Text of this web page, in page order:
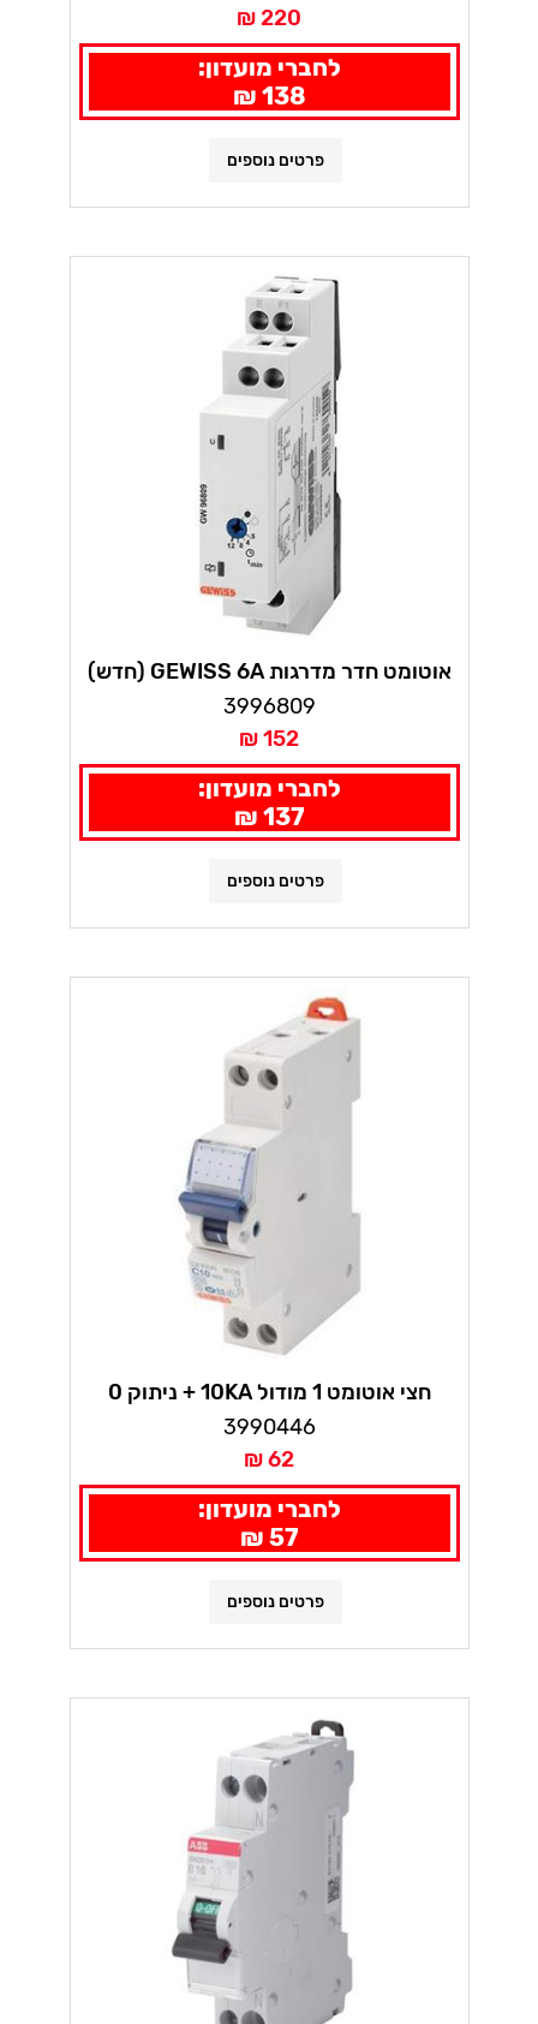
220 ₪
לחברי מועדון:
138 ₪
פרטים נוספים
אוטומט חדר מדרגות GEWISS 6A (חדש)
3996809
152 ₪
לחברי מועדון:
137 ₪
פרטים נוספים
חצי אוטומט 1 מודול 10KA + ניתוק 0
3990446
62 ₪
לחברי מועדון:
57 ₪
פרטים נוספים